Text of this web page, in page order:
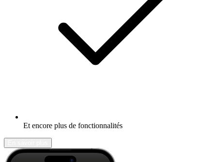
Et encore plus de fonctionnalités